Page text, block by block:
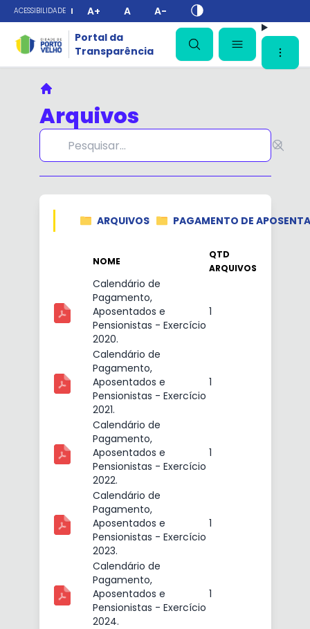
ACESSIBILIDADE A+ A
A-
Portal da
Transparência
Principal
Arquivos
ARQUIVOS PAGAMENTO DE
NOME
QTD
ARQUIVOS
Calendário de
Pagamento,
Aposentados e
Pensionistas - Exercício
2020.
1
Calendário de
Pagamento,
Aposentados e
Pensionistas - Exercício
2021.
1
Calendário de
Pagamento,
Aposentados e
Pensionistas - Exercício
2022.
1
Calendário de
Pagamento,
Aposentados e
Pensionistas - Exercício
2023.
1
Calendário de
Pagamento,
Aposentados e
Pensionistas - Exercício
2024.
1
✕